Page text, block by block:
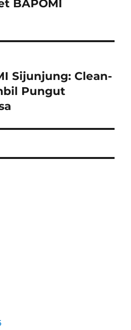
BAPOMI
Sijunjung: Clean-
Pungut